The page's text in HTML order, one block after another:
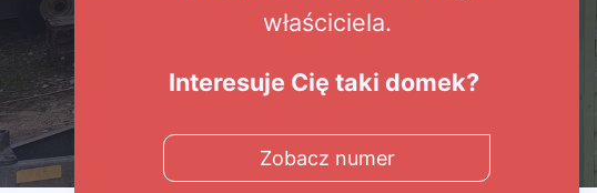
właściciela.
Interesuje Cię taki domek?
Zobacz numer